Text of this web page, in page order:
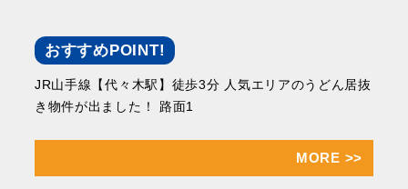
おすすめPOINT!
JR山手線【代々木駅】徒歩3分 人気エリアのうどん居抜
き物件が出ました！ 路面1
MORE >>